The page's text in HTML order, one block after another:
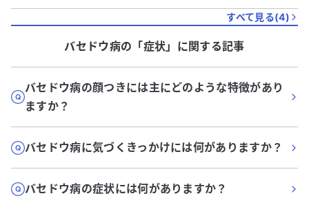
すべて見る(4)
バセドウ病の「症状」に関する記事
バセドウ病の顔つきには主にどのような特徴があり
ますか？
バセドウ病に気づくきっかけには何がありますか？
バセドウ病の症状には何がありますか？